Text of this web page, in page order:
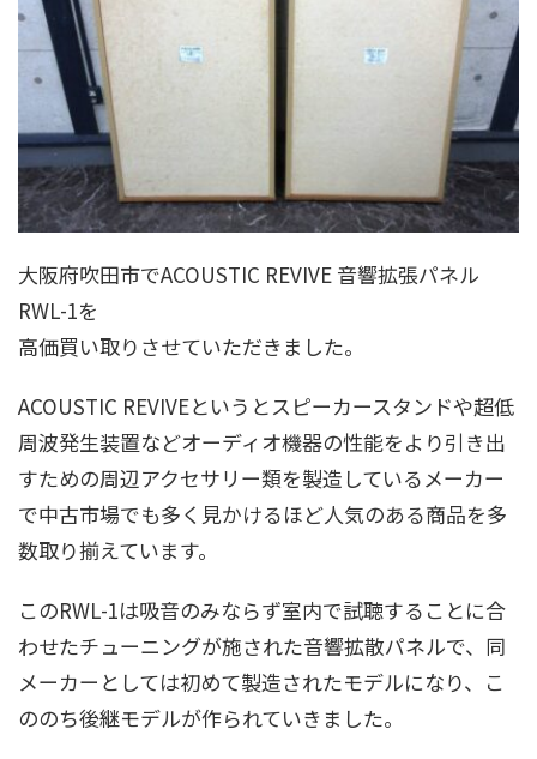
大阪府吹田市でACOUSTIC REVIVE 音響拡張パネル
RWL-1を
高価買い取りさせていただきました。
ACOUSTIC REVIVEというとスピーカースタンドや超低
周波発生装置などオーディオ機器の性能をより引き出
すための周辺アクセサリー類を製造しているメーカー
で中古市場でも多く見かけるほど人気のある商品を多
数取り揃えています。
このRWL-1は吸音のみならず室内で試聴することに合
わせたチューニングが施された音響拡散パネルで、同
メーカーとしては初めて製造されたモデルになり、こ
ののち後継モデルが作られていきました。